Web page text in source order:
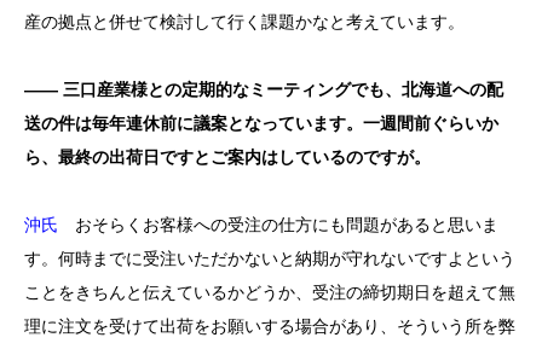
産の拠点と併せて検討して行く課題かなと考えています。
―― 三口産業様との定期的なミーティングでも、北海道への配
送の件は毎年連休前に議案となっています。一週間前ぐらいか
ら、最終の出荷日ですとご案内はしているのですが。
沖氏 おそらくお客様への受注の仕方にも問題があると思いま
す。何時までに受注いただかないと納期が守れないですよという
ことをきちんと伝えているかどうか、受注の締切期日を超えて無
理に注文を受けて出荷をお願いする場合があり、そういう所を弊